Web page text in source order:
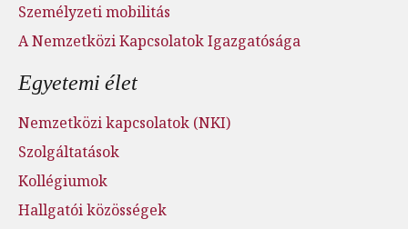
Személyzeti mobilitás
A Nemzetközi Kapcsolatok Igazgatósága
Egyetemi élet
Nemzetközi kapcsolatok (NKI)
Szolgáltatások
Kollégiumok
Hallgatói közösségek